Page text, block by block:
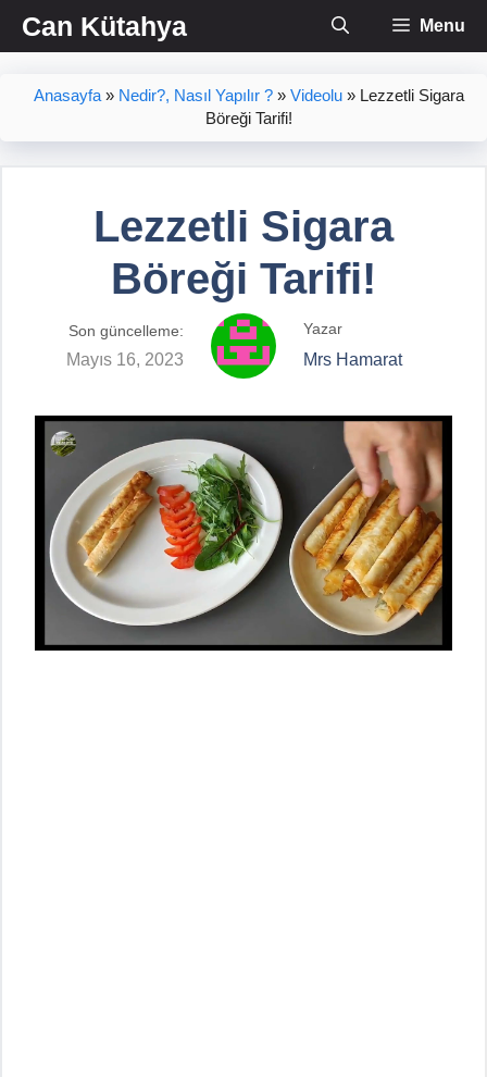
İçeriğe
atlaCan Kütahya Menu
Anasayfa » Nedir?, Nasıl Yapılır ? » Videolu » Lezzetli Sigara
Böreği Tarifi!
Lezzetli Sigara
Böreği Tarifi!
Son güncelleme:
Mayıs 16, 2023
Yazar
Mrs Hamarat